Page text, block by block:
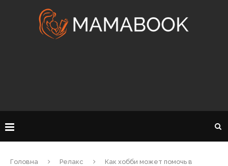
Головна Релакс
Как хобби может помочь в